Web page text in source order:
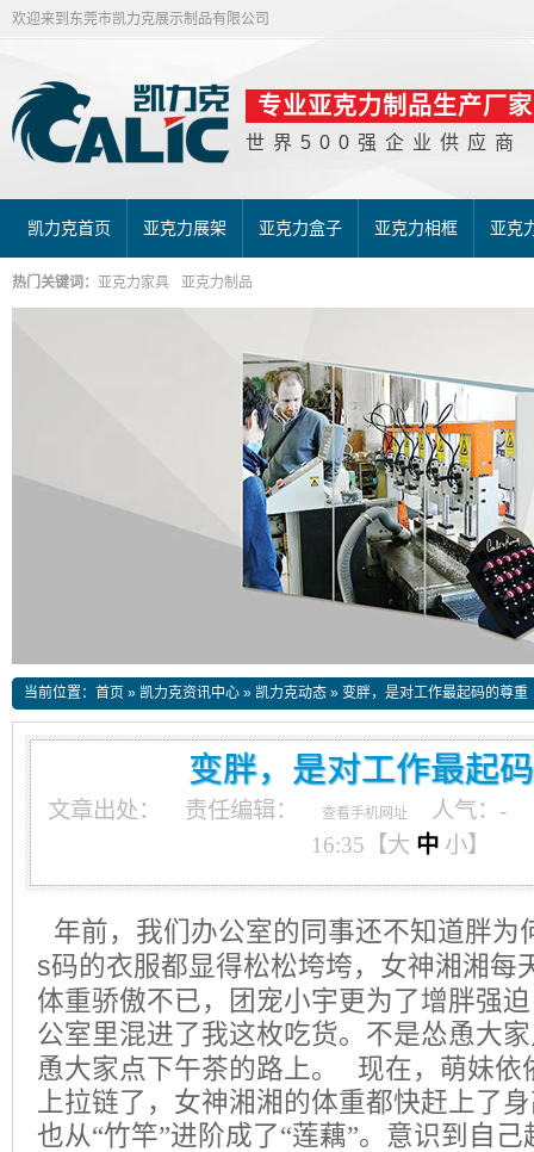
欢迎来到东莞市凯力克展示制品有限公司
专业亚克力制品生产厂家
世界500强企业供应商
凯力克首页 亚克力展架 亚克力盒子 亚克力相框 亚克
热门关键词： 亚克力家具 亚克力制品
当前位置： 首页 » 凯力克资讯中心 » 凯力克动态 » 变胖，是对工作最起码的尊重
变胖，是对工作最起
文章出处： 责任编辑： 查看手机网址 人气： -
16:35【大 中 小】
年前，我们办公室的同事还不知道胖为
s码的衣服都显得松松垮垮，女神湘湘每
体重骄傲不已，团宠小宇更为了增胖强
公室里混进了我这枚吃货。不是怂恿大
恿大家点下午茶的路上。
现在，萌妹依
上拉链了，女神湘湘的体重都快赶上了
也从“竹竿”进阶成了“莲藕”。意识到自